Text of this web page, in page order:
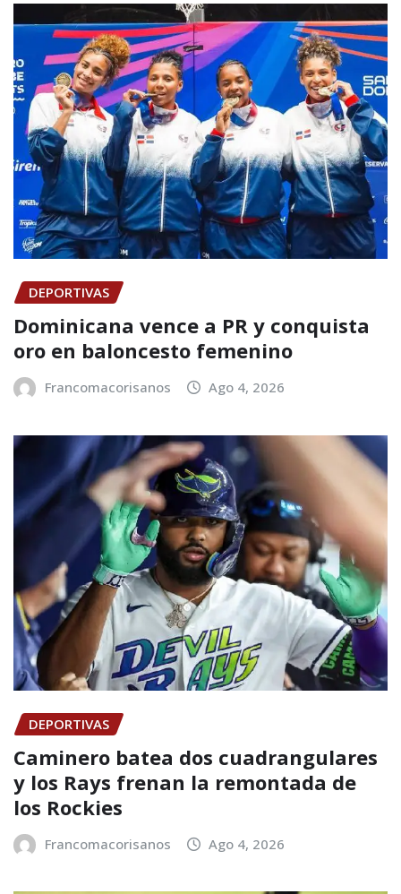
DEPORTIVAS
Dominicana vence a PR y conquista
oro en baloncesto femenino
Francomacorisanos Ago 4, 2026
DEPORTIVAS
Caminero batea dos cuadrangulares
y los Rays frenan la remontada de
los Rockies
Francomacorisanos Ago 4, 2026